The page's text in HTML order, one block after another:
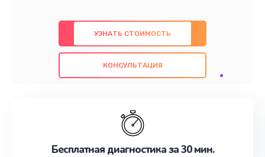
предлагаем быстрый и качественный ремонт с
использованием оригинальных компонентов, а
также гарантируем качество всех
проведенных работ. Наша цель - предоставить
наилучшим образом. Не медлите записаться на
УЗНАТЬ СТОИМОСТЬ
КОНСУЛЬТАЦИЯ
Бесплатная диагностика за 30 мин.